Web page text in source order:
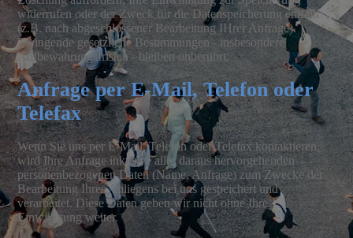
widerrufen oder der Zweck für die Datenspeicherung entfällt
(z.B. nach abgeschlossener Bearbeitung IHrer Anfrage).
Zwingende gesetzliche Bestimmungen - insbesondere
Aufbewahrungsfristen - bleiben unberührt.
Anfrage per E-Mail, Telefon oder
Telefax
Wenn Sie uns per E-Mail, Telefon oder Telefax kontaktieren,
wird Ihre Anfrage inkusive aller daraus hervorgehenden
personenbezogenen Daten (Name, Anfrage) zum Zwecke der
Bearbeitung Ihres Anliegens bei uns gespeichert und
verarbeitet. Diese Daten geben wir nicht ohne Ihre
Einwilligung weiter.